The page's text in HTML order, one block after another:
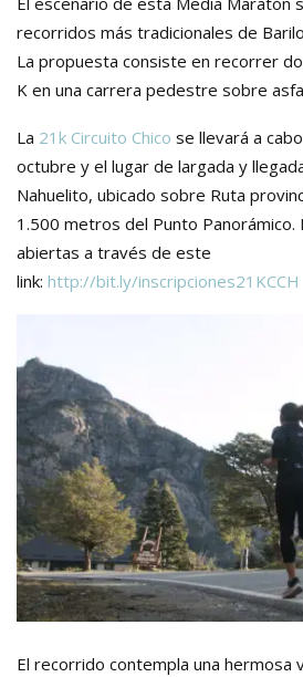
recorridos más tradicionales de
La propuesta consiste en recorrer
K en una carrera pedestre sobre
La 21k Circuito Chico se llevará a
octubre y el lugar de largada y
Nahuelito, ubicado sobre Ruta
1.500 metros del Punto Panorámico.
abiertas a través de este
link: http://bit.ly/inscripciones21KCCH
El recorrido contempla una hermosa